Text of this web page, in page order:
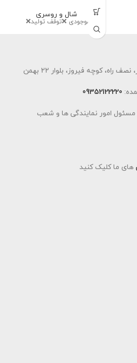
شال و روسری
اتمام موجودی ❌توقف تولید❌
راه، کوچه فیروز، بلوار 22 بهمن
09352122220
امور نمایندگی ها و شعب
های ما کلیک کنید